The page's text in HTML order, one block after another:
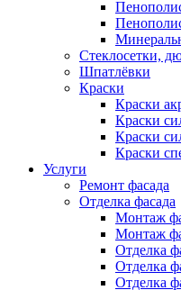
Стеклосетки,
Шпатлёвки
Краски
Краски
Краски
Краски
Краски
Услуги
Ремонт фасада
Отделка фасада
Монтаж
Монтаж
Отделка
Отделка
Отделка